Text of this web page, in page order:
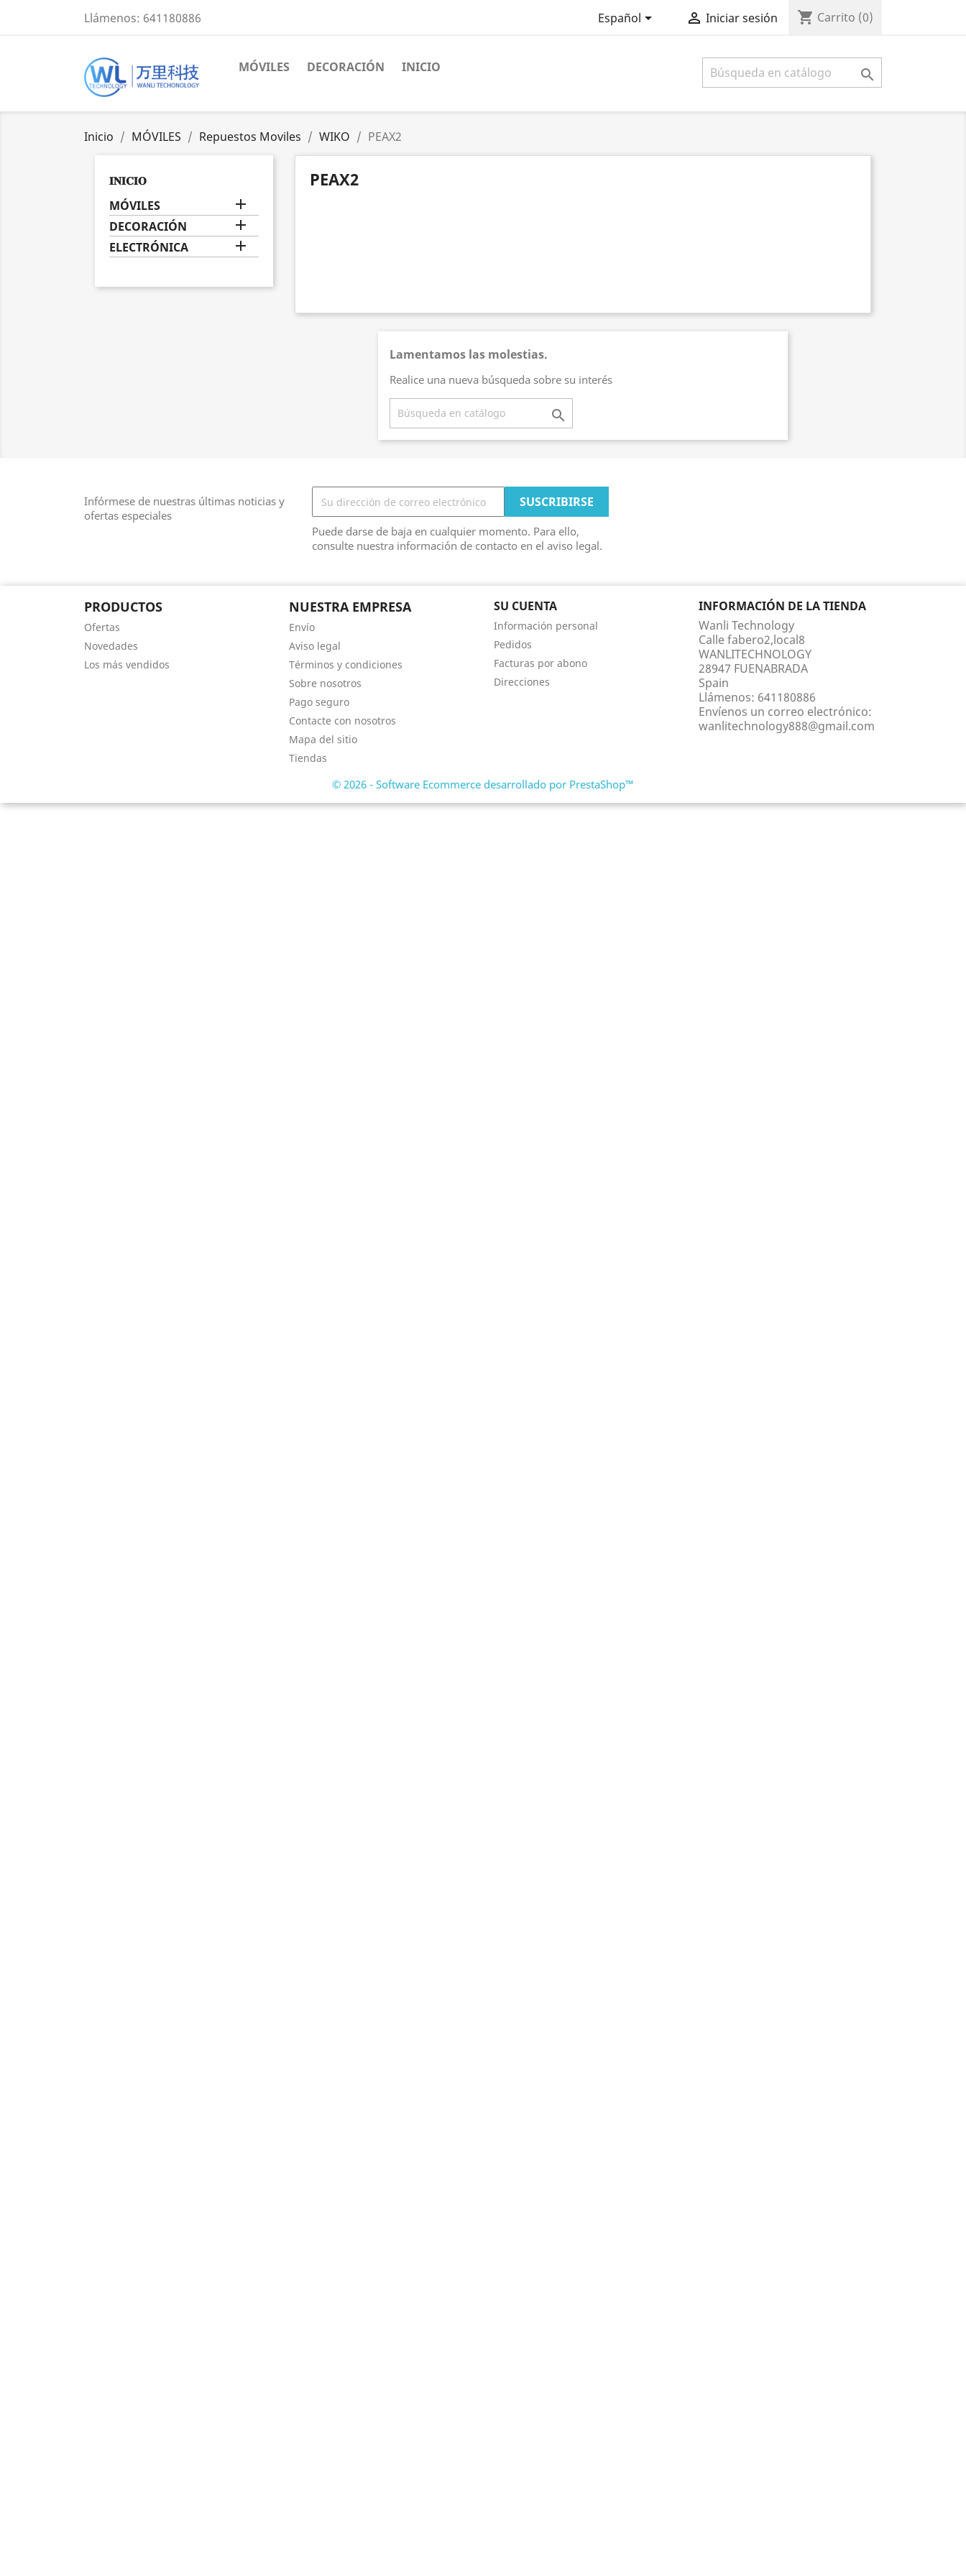
Llámenos: 641180886 Español  Iniciar sesión shopping_cart Carrito (0)
MÓVILES DECORACIÓN INICIO 
Inicio MÓVILES Repuestos Moviles WIKO PEAX2
𝐈𝐍𝐈𝐂𝐈𝐎
MÓVILES 
DECORACIÓN 
ELECTRÓNICA 
PEAX2
Lamentamos las molestias.
Realice una nueva búsqueda sobre su interés

Infórmese de nuestras últimas noticias y
ofertas especiales
Puede darse de baja en cualquier momento. Para ello,
consulte nuestra información de contacto en el aviso legal.
PRODUCTOS
Ofertas
Novedades
Los más vendidos
NUESTRA EMPRESA
Envío
Aviso legal
Términos y condiciones
Sobre nosotros
Pago seguro
Contacte con nosotros
Mapa del sitio
Tiendas
SU CUENTA
Información personal
Pedidos
Facturas por abono
Direcciones
INFORMACIÓN DE LA TIENDA
Wanli Technology
Calle fabero2,local8
WANLITECHNOLOGY
28947 FUENABRADA
Spain
Llámenos: 641180886
Envíenos un correo electrónico:
wanlitechnology888@gmail.com
© 2026 - Software Ecommerce desarrollado por PrestaShop™